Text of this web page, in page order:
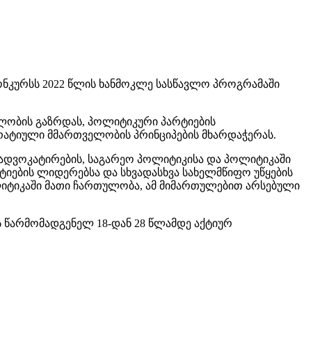
2022 წლის ხანმოკლე სასწავლო პროგრამაში
გაზრდას, პოლიტიკური პარტიების
მმართველობის პრინციპების მხარდაჭერას.
საგარეო პოლიტიკისა და პოლიტიკაში
ლიდერებსა და სხვადასხვა სახელმწიფო უწყების
მათი ჩართულობა, ამ მიმართულებით არსებული
18-დან 28 წლამდე აქტიურ